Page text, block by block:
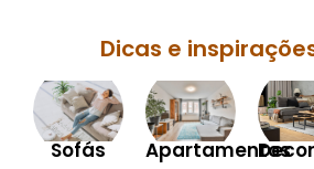
Dicas e
Sofás Apartamentos